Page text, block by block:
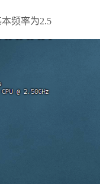
频率为2.5